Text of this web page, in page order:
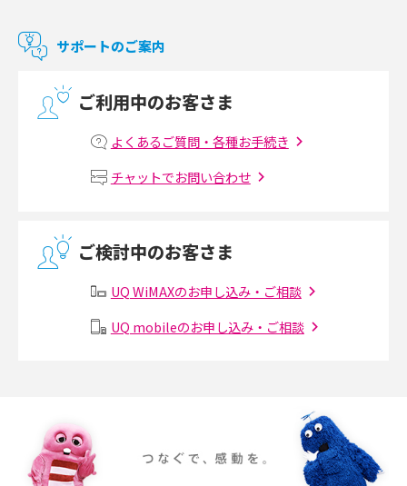
マンションで使えるWi-Fiは？種類ごとの特徴や選び方を紹介
マンションで光回線の利用を始める手順は？設備状況の確認方法も解説
Wi-Fiルーターの設定方法をわかりやすく解説！事前に準備すべきものも紹
無線LANとは？メリット・デメリットや接続方法を解説
メッシュWi-Fiとは？仕組みやメリット・デメリット、中継機との違いを解
ポケット型Wi-Fiをレンタルするメリットとは？選び方や向いている方の特
徴も紹介
サポートのご案内
ご利用中のお客さま
よくあるご質問・各種お手続き
チャットでお問い合わせ
ご検討中のお客さま
UQ WiMAXのお申し込み・ご相談
UQ mobileのお申し込み・ご相談